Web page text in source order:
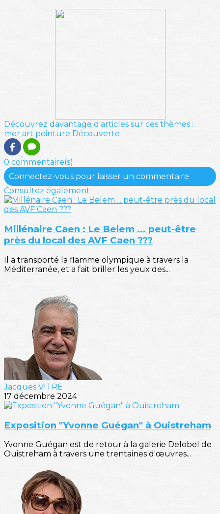
Découvrez davantage d'articles sur ces thèmes :
mer art peinture Découverte
0 commentaire(s)
Connectez-vous pour laisser un commentaire
Consultez également
Millénaire Caen : Le Belem ... peut-être
près du local des AVF Caen ???
Il a transporté la flamme olympique à travers la
Méditerranée, et a fait briller les yeux des...
Jacques VITRE
17 décembre 2024
Exposition "Yvonne Guégan" à Ouistreham
Yvonne Guégan est de retour à la galerie Delobel de
Ouistreham à travers une trentaines d'œuvres...